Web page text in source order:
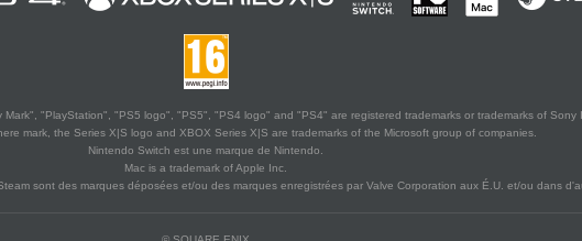
"PlayStation", "PS5 logo", "PS5", "PS4 logo" and "PS4" are registered trademarks or trademarks of Sony
mark, the Series X|S logo and XBOX Series X|S are trademarks of the Microsoft group of companies.
Nintendo Switch est une marque de Nintendo.
Mac is a trademark of Apple Inc.
sont des marques déposées et/ou des marques enregistrées par Valve Corporation aux É.U. et/ou dans